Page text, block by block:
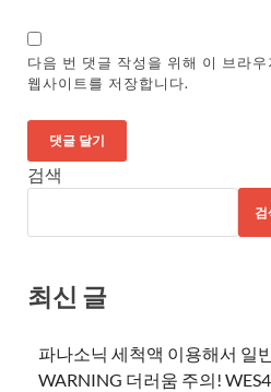
다음 번 댓글 작성을 위해 이 브라
웹사이트를 저장합니다.
검색
검
최신 글
파나소닉 세척액 이용해서 일
WARNING 더러움 주의!